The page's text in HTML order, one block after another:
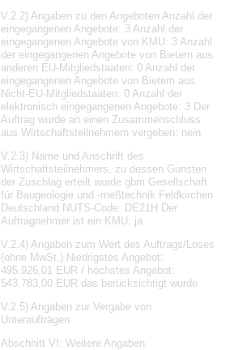
V.2.2) Angaben zu den Angeboten Anzahl der
eingegangenen Angebote: 3 Anzahl der
eingegangenen Angebote von KMU: 3 Anzahl
der eingegangenen Angebote von Bietern aus
anderen EU-Mitgliedstaaten: 0 Anzahl der
eingegangenen Angebote von Bietern aus
Nicht-EU-Mitgliedstaaten: 0 Anzahl der
elektronisch eingegangenen Angebote: 3 Der
Auftrag wurde an einen Zusammenschluss
aus Wirtschaftsteilnehmern vergeben: nein
V.2.3) Name und Anschrift des
Wirtschaftsteilnehmers, zu dessen Gunsten
der Zuschlag erteilt wurde gbm Gesellschaft
für Baugeologie und -meßtechnik Feldkirchen
Deutschland NUTS-Code: DE21H Der
Auftragnehmer ist ein KMU: ja
V.2.4) Angaben zum Wert des Auftrags/Loses
(ohne MwSt.) Niedrigstes Angebot:
495.926,01 EUR / höchstes Angebot:
543.783,00 EUR das berücksichtigt wurde
V.2.5) Angaben zur Vergabe von
Unteraufträgen
Abschnitt VI: Weitere Angaben